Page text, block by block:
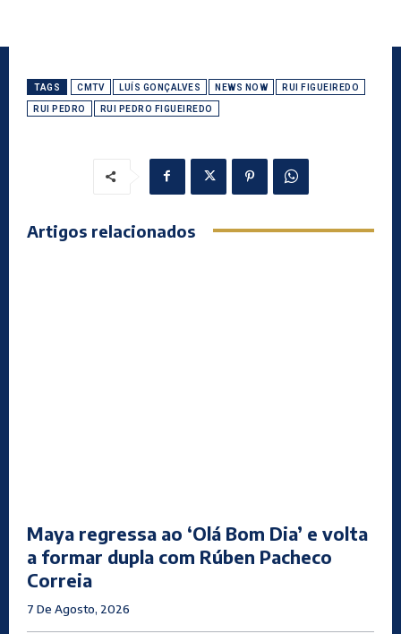
TAGS CMTV LUÍS GONÇALVES NEWS NOW RUI FIGUEIREDO
RUI PEDRO RUI PEDRO FIGUEIREDO
Artigos relacionados
Maya regressa ao ‘Olá Bom Dia’ e volta
a formar dupla com Rúben Pacheco
Correia
7 De Agosto, 2026